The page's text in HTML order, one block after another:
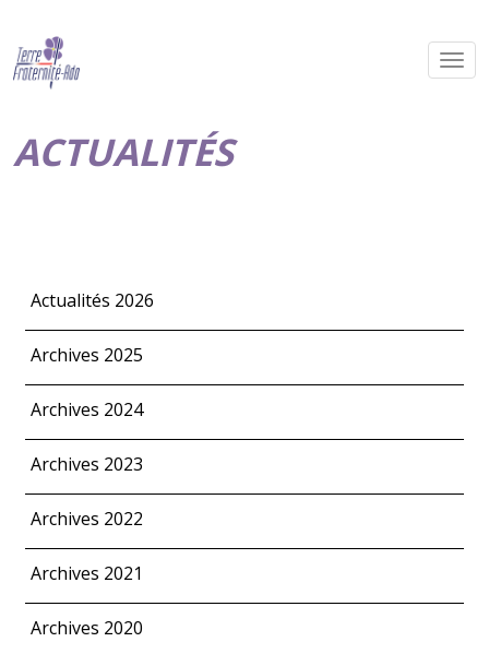
ACTUALITÉS
Actualités 2026
Archives 2025
Archives 2024
Archives 2023
Archives 2022
Archives 2021
Archives 2020